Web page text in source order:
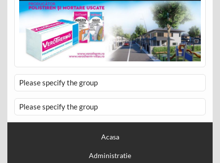
Please specify the group
Please specify the group
Acasa
Administratie